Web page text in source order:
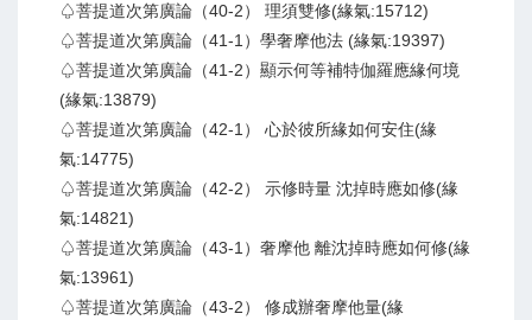
♤菩提道次第廣論（40-2） 理須雙修(緣氣:15712)
♤菩提道次第廣論（41-1）學奢摩他法 (緣氣:19397)
♤菩提道次第廣論（41-2）顯示何等補特伽羅應緣何境
(緣氣:13879)
♤菩提道次第廣論（42-1） 心於彼所緣如何安住(緣
氣:14775)
♤菩提道次第廣論（42-2） 示修時量 沈掉時應如修(緣
氣:14821)
♤菩提道次第廣論（43-1）奢摩他 離沈掉時應如何修(緣
氣:13961)
♤菩提道次第廣論（43-2） 修成辦奢摩他量(緣